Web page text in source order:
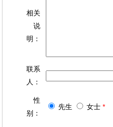
相关
说
明：
联系
人：
性
别：
先生 女士 *